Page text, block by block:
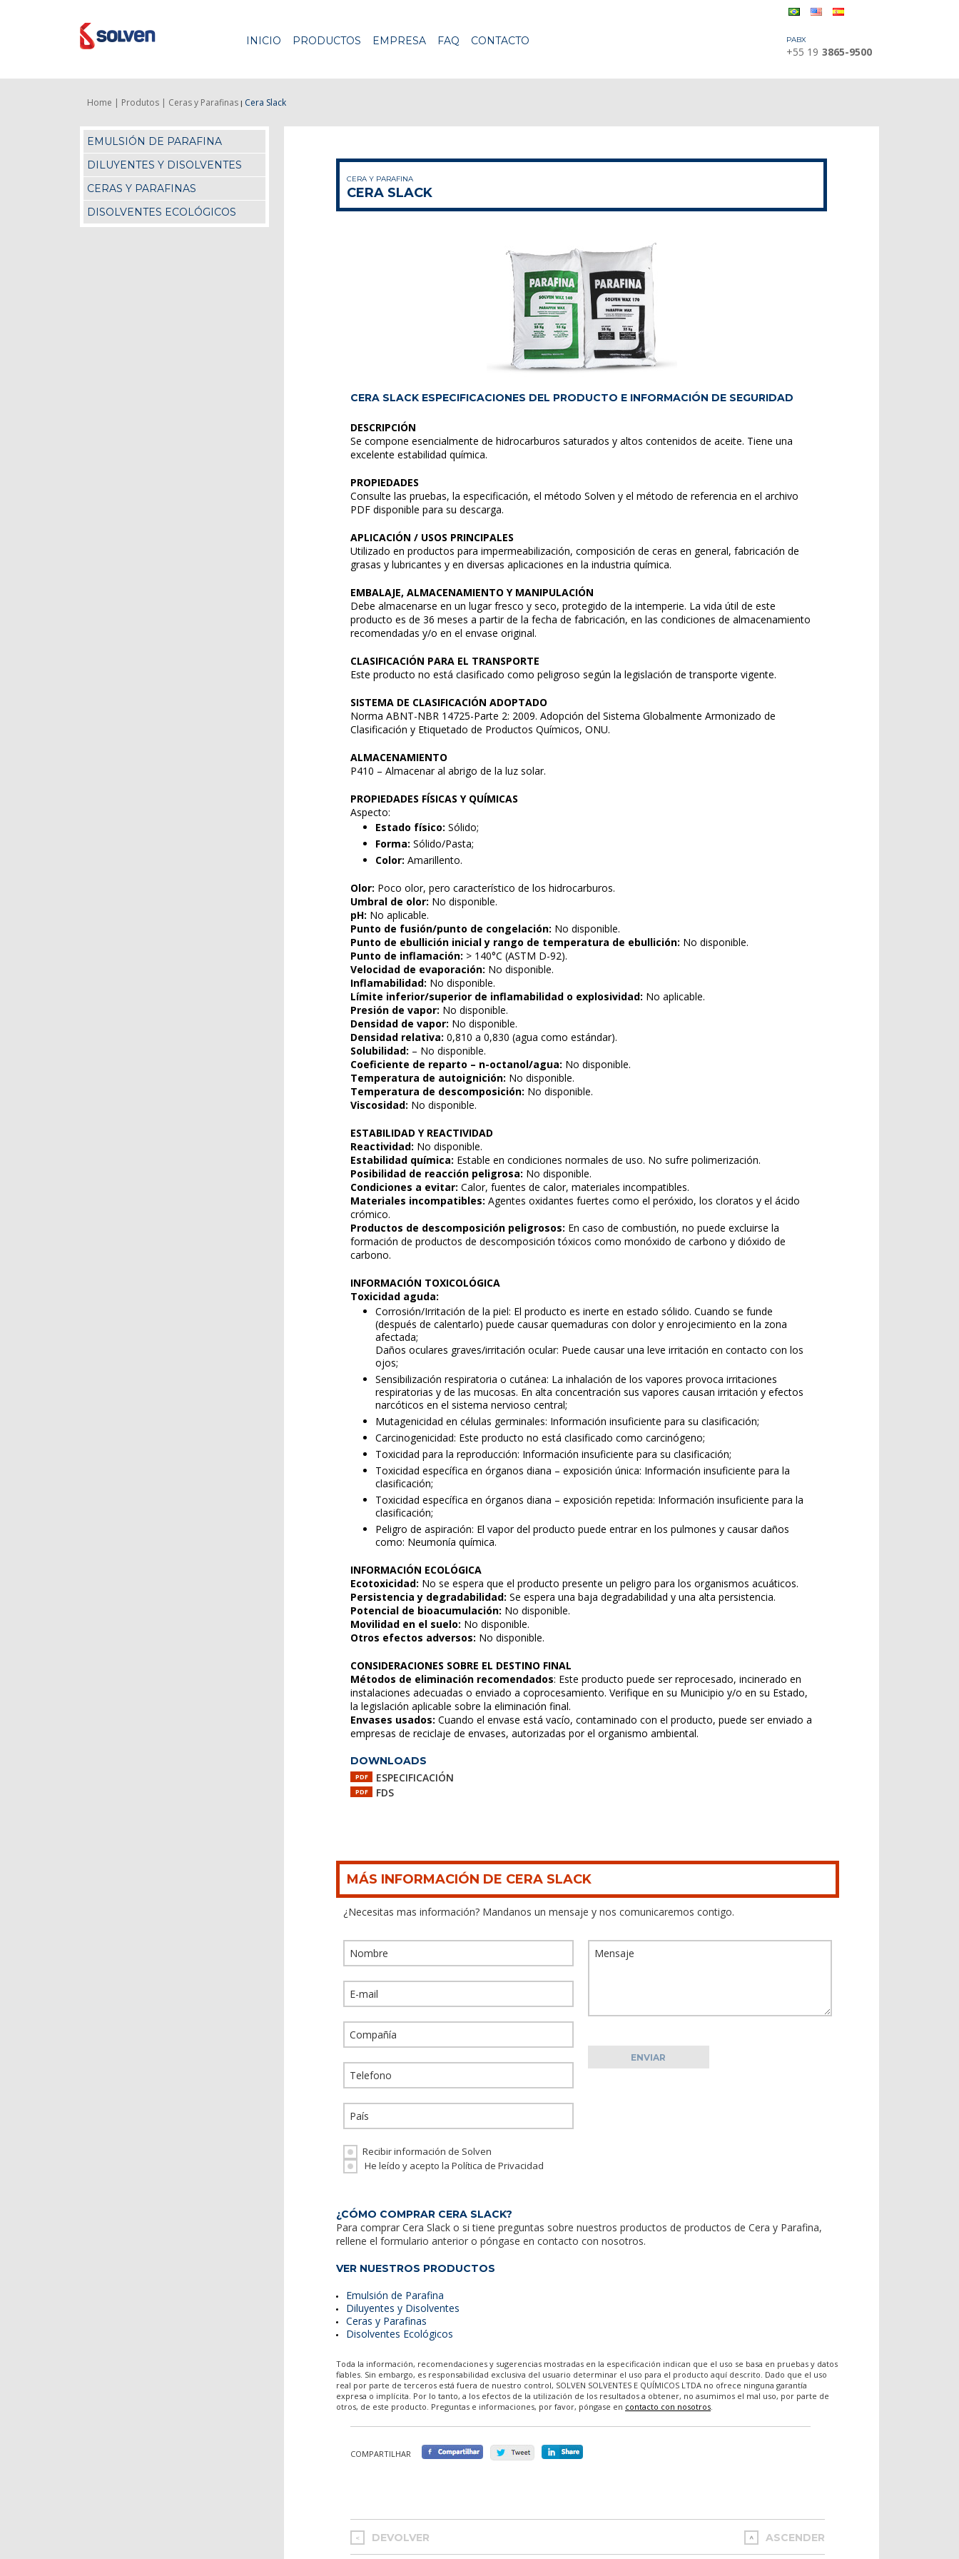
INICIO PRODUCTOS EMPRESA FAQ CONTACTO PABX
+55 19 3865-9500
Home | Produtos | Ceras y Parafinas | Cera Slack
EMULSIÓN DE PARAFINA
DILUYENTES Y DISOLVENTES
CERAS Y PARAFINAS
DISOLVENTES ECOLÓGICOS
CERA Y PARAFINA
CERA SLACK
CERA SLACK ESPECIFICACIONES DEL PRODUCTO E INFORMACIÓN DE SEGURIDAD
DESCRIPCIÓN
Se compone esencialmente de hidrocarburos saturados y altos contenidos de aceite. Tiene una
excelente estabilidad química.
PROPIEDADES
Consulte las pruebas, la especificación, el método Solven y el método de referencia en el archivo
PDF disponible para su descarga.
APLICACIÓN / USOS PRINCIPALES
Utilizado en productos para impermeabilización, composición de ceras en general, fabricación de
grasas y lubricantes y en diversas aplicaciones en la industria química.
EMBALAJE, ALMACENAMIENTO Y MANIPULACIÓN
Debe almacenarse en un lugar fresco y seco, protegido de la intemperie. La vida útil de este
producto es de 36 meses a partir de la fecha de fabricación, en las condiciones de almacenamiento
recomendadas y/o en el envase original.
CLASIFICACIÓN PARA EL TRANSPORTE
Este producto no está clasificado como peligroso según la legislación de transporte vigente.
SISTEMA DE CLASIFICACIÓN ADOPTADO
Norma ABNT-NBR 14725-Parte 2: 2009. Adopción del Sistema Globalmente Armonizado de
Clasificación y Etiquetado de Productos Químicos, ONU.
ALMACENAMIENTO
P410 – Almacenar al abrigo de la luz solar.
PROPIEDADES FÍSICAS Y QUÍMICAS
Aspecto:
Estado físico: Sólido;
Forma: Sólido/Pasta;
Color: Amarillento.
Olor: Poco olor, pero característico de los hidrocarburos.
Umbral de olor: No disponible.
pH: No aplicable.
Punto de fusión/punto de congelación: No disponible.
Punto de ebullición inicial y rango de temperatura de ebullición: No disponible.
Punto de inflamación: > 140°C (ASTM D-92).
Velocidad de evaporación: No disponible.
Inflamabilidad: No disponible.
Límite inferior/superior de inflamabilidad o explosividad: No aplicable.
Presión de vapor: No disponible.
Densidad de vapor: No disponible.
Densidad relativa: 0,810 a 0,830 (agua como estándar).
Solubilidad: – No disponible.
Coeficiente de reparto – n-octanol/agua: No disponible.
Temperatura de autoignición: No disponible.
Temperatura de descomposición: No disponible.
Viscosidad: No disponible.
ESTABILIDAD Y REACTIVIDAD
Reactividad: No disponible.
Estabilidad química: Estable en condiciones normales de uso. No sufre polimerización.
Posibilidad de reacción peligrosa: No disponible.
Condiciones a evitar: Calor, fuentes de calor, materiales incompatibles.
Materiales incompatibles: Agentes oxidantes fuertes como el peróxido, los cloratos y el ácido
crómico.
Productos de descomposición peligrosos: En caso de combustión, no puede excluirse la
formación de productos de descomposición tóxicos como monóxido de carbono y dióxido de
carbono.
INFORMACIÓN TOXICOLÓGICA
Toxicidad aguda:
Corrosión/Irritación de la piel: El producto es inerte en estado sólido. Cuando se funde
(después de calentarlo) puede causar quemaduras con dolor y enrojecimiento en la zona
afectada;
Daños oculares graves/irritación ocular: Puede causar una leve irritación en contacto con los
ojos;
Sensibilización respiratoria o cutánea: La inhalación de los vapores provoca irritaciones
respiratorias y de las mucosas. En alta concentración sus vapores causan irritación y efectos
narcóticos en el sistema nervioso central;
Mutagenicidad en células germinales: Información insuficiente para su clasificación;
Carcinogenicidad: Este producto no está clasificado como carcinógeno;
Toxicidad para la reproducción: Información insuficiente para su clasificación;
Toxicidad específica en órganos diana – exposición única: Información insuficiente para la
clasificación;
Toxicidad específica en órganos diana – exposición repetida: Información insuficiente para la
clasificación;
Peligro de aspiración: El vapor del producto puede entrar en los pulmones y causar daños
como: Neumonía química.
INFORMACIÓN ECOLÓGICA
Ecotoxicidad: No se espera que el producto presente un peligro para los organismos acuáticos.
Persistencia y degradabilidad: Se espera una baja degradabilidad y una alta persistencia.
Potencial de bioacumulación: No disponible.
Movilidad en el suelo: No disponible.
Otros efectos adversos: No disponible.
CONSIDERACIONES SOBRE EL DESTINO FINAL
Métodos de eliminación recomendados: Este producto puede ser reprocesado, incinerado en
instalaciones adecuadas o enviado a coprocesamiento. Verifique en su Municipio y/o en su Estado,
la legislación aplicable sobre la eliminación final.
Envases usados: Cuando el envase está vacío, contaminado con el producto, puede ser enviado a
empresas de reciclaje de envases, autorizadas por el organismo ambiental.
DOWNLOADS
PDF ESPECIFICACIÓN
PDF FDS
MÁS INFORMACIÓN DE CERA SLACK
¿Necesitas mas información? Mandanos un mensaje y nos comunicaremos contigo.
Recibir información de Solven
He leído y acepto la Política de Privacidad
¿CÓMO COMPRAR CERA SLACK?
Para comprar Cera Slack o si tiene preguntas sobre nuestros productos de productos de Cera y Parafina,
rellene el formulario anterior o póngase en contacto con nosotros.
VER NUESTROS PRODUCTOS
Emulsión de Parafina
Diluyentes y Disolventes
Ceras y Parafinas
Disolventes Ecológicos
Toda la información, recomendaciones y sugerencias mostradas en la especificación indican que el uso se basa en pruebas y datos
fiables. Sin embargo, es responsabilidad exclusiva del usuario determinar el uso para el producto aquí descrito. Dado que el uso
real por parte de terceros está fuera de nuestro control, SOLVEN SOLVENTES E QUÍMICOS LTDA no ofrece ninguna garantía
expresa o implícita. Por lo tanto, a los efectos de la utilización de los resultados a obtener, no asumimos el mal uso, por parte de
otros, de este producto. Preguntas e informaciones, por favor, póngase en contacto con nosotros.
COMPARTILHAR
< DEVOLVER ASCENDER